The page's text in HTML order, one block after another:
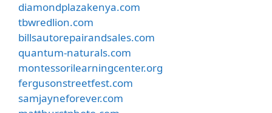
diamondplazakenya.com
tbwredlion.com
billsautorepairandsales.com
quantum-naturals.com
montessorilearningcenter.org
fergusonstreetfest.com
samjayneforever.com